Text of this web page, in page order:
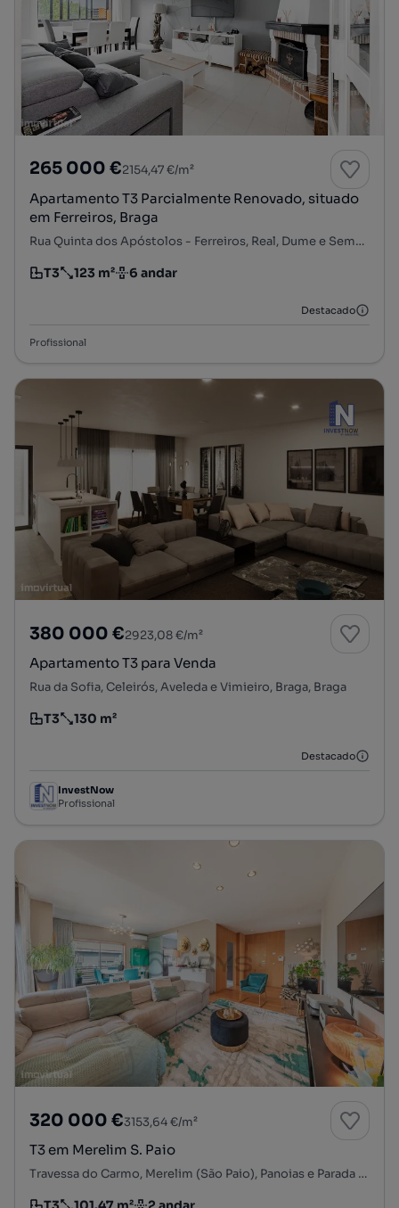
265 000 €2154,47 €/m²
Apartamento T3 Parcialmente Renovado, situado
em Ferreiros, Braga
Rua Quinta dos Apóstolos - Ferreiros, Real, Dume e Semelhe, Braga, Braga
Tipologia
T3
Preço por metro quadrado
123 m²
Andar 6 andar
Destacado
Profissional
380 000 €2923,08 €/m²
Apartamento T3 para Venda
Rua da Sofia, Celeirós, Aveleda e Vimieiro, Braga, Braga
Tipologia
T3
Preço por metro quadrado
130 m²
Destacado
InvestNow
Profissional
320 000 €3153,64 €/m²
T3 em Merelim S. Paio
Travessa do Carmo, Merelim (São Paio), Panoias e Parada de Tibães, Braga, Braga